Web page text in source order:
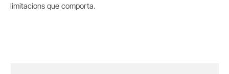
limitacions que comporta.